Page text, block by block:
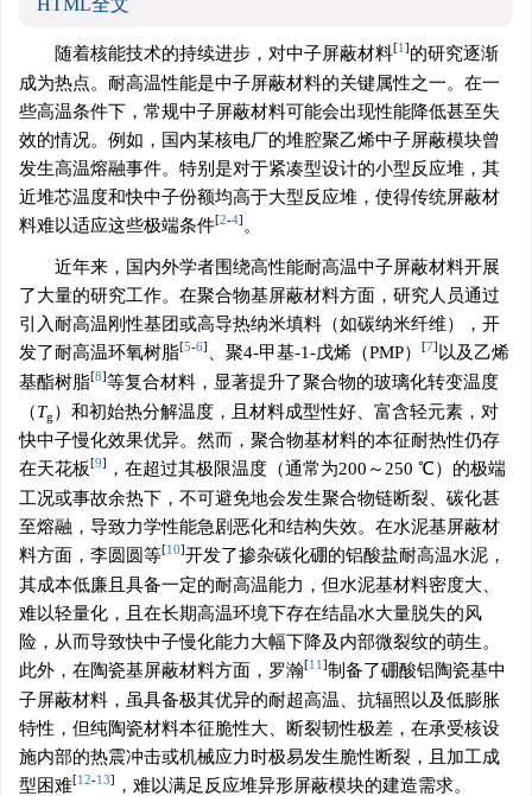
HTML全文
随着核能技术的持续进步，对中子屏蔽材料[1 ] 的研究逐渐
成为热点。耐高温性能是中子屏蔽材料的关键属性之一。在一
些高温条件下，常规中子屏蔽材料可能会出现性能降低甚至失
效的情况。例如，国内某核电厂的堆腔聚乙烯中子屏蔽模块曾
发生高温熔融事件。特别是对于紧凑型设计的小型反应堆，其
近堆芯温度和快中子份额均高于大型反应堆，使得传统屏蔽材
料难以适应这些极端条件[2-4] 。
近年来，国内外学者围绕高性能耐高温中子屏蔽材料开展
了大量的研究工作。在聚合物基屏蔽材料方面，研究人员通过
引入耐高温刚性基团或高导热纳米填料（如碳纳米纤维），开
发了耐高温环氧树脂[5-6] 、聚4-甲基-1-戊烯（PMP） [7] 以及乙烯
基酯树脂[8]等复合材料，显著提升了聚合物的玻璃化转变温度
（Tg ）和初始热分解温度，且材料成型性好、富含轻元素，对
快中子慢化效果优异。然而，聚合物基材料的本征耐热性仍存
在天花板 [9]
，在超过其极限温度（通常为200～250 ℃）的极端
工况或事故余热下，不可避免地会发生聚合物链断裂、碳化甚
至熔融，导致力学性能急剧恶化和结构失效。在水泥基屏蔽材
料方面，李圆圆等[10]开发了掺杂碳化硼的铝酸盐耐高温水泥，
其成本低廉且具备一定的耐高温能力，但水泥基材料密度大、
难以轻量化，且在长期高温环境下存在结晶水大量脱失的风
险，从而导致快中子慢化能力大幅下降及内部微裂纹的萌生。
此外，在陶瓷基屏蔽材料方面，罗瀚[11 ]制备了硼酸铝陶瓷基中
子屏蔽材料，虽具备极其优异的耐超高温、抗辐照以及低膨胀
特性，但纯陶瓷材料本征脆性大、断裂韧性极差，在承受核设
施内部的热震冲击或机械应力时极易发生脆性断裂，且加工成
型困难[12-13] ，难以满足反应堆异形屏蔽模块的建造需求。